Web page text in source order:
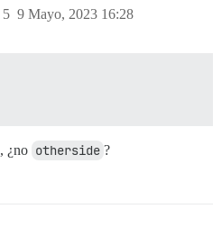
9 Mayo, 2023 16:28
5
, ¿no otherside ?